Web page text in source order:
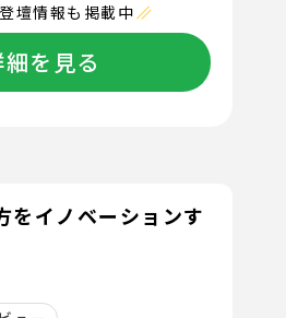
壇情報も掲載中
細を見る
をイノベーションす